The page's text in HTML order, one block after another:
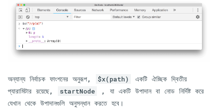
অন্যান্য নির্বাচক ফাংশনের অনুরূপ, $x(path)
একটি ঐচ্ছিক দ্বিতীয়
প্যারামিটার রয়েছে,
startNode
, যা একটি উপাদান বা নোড নির্দিষ্ট করে
যেখান থেকে উপাদানগুলি অনুসন্ধান করতে হবে।